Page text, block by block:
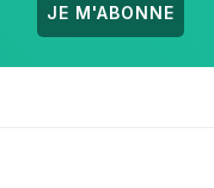
JE M'ABONNE